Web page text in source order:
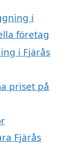
i
företag
i Fjärås
priset på
Fjärås